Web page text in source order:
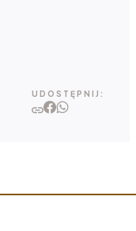
UDOSTĘPNIJ: